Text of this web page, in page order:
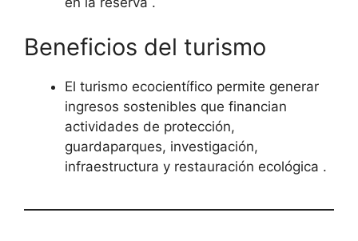
Beneficios del turismo
El turismo ecocientífico permite generar
ingresos sostenibles que financian
actividades de protección,
guardaparques, investigación,
infraestructura y restauración ecológica .